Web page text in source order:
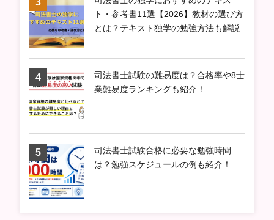
ト・参考書11選【2026】教材の選び方
とは？テキスト独学の勉強方法も解説
司法書士試験の難易度は？合格率や8士
業難易度ランキングも紹介！
司法書士試験合格に必要な勉強時間
は？勉強スケジュールの例も紹介！